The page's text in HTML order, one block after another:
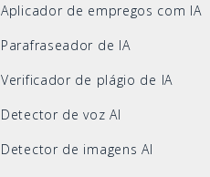
Aplicador de empregos com IA
Parafraseador de IA
Verificador de plágio de IA
Detector de voz AI
Detector de imagens AI